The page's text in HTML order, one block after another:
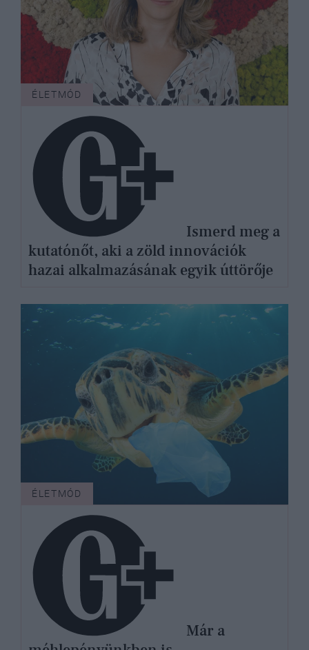
ÉLETMÓD
kutatónőt, aki a zöld innovációk
hazai alkalmazásának egyik úttörője
ÉLETMÓD